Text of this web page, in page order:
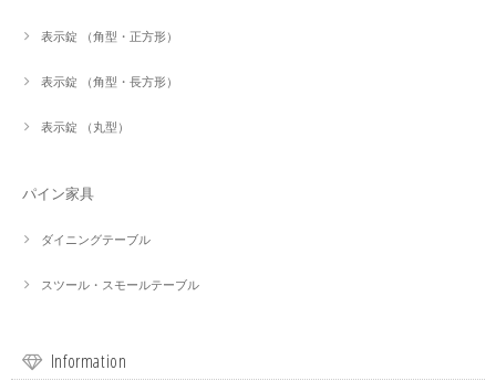
表示錠 （角型・正方形）
表示錠 （角型・長方形）
表示錠 （丸型）
パイン家具
ダイニングテーブル
スツール・スモールテーブル
Information